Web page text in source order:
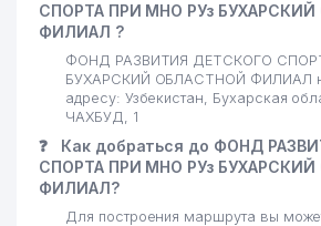
СПОРТА ПРИ МНО РУз
ФИЛИАЛ ?
ФОНД РАЗВИТИЯ ДЕТСКОГО
БУХАРСКИЙ ОБЛАСТНОЙ ФИЛИАЛ
адресу: Узбекистан, Бухарская
ЧАХБУД, 1
❓
Как добраться до ФОНД
СПОРТА ПРИ МНО РУз
ФИЛИАЛ?
Для построения маршрута вы